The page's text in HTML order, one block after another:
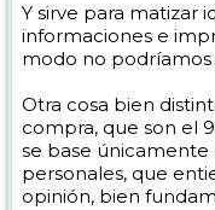
Y sirve para matizar
informaciones e
modo no
Otra cosa bien
compra, que son el
se base únicamente
personales, que
opinión, bien